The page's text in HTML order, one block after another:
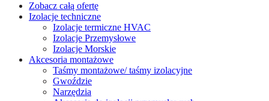
Zobacz całą ofertę
Izolacje techniczne
Izolacje termiczne HVAC
Izolacje Przemysłowe
Izolacje Morskie
Akcesoria montażowe
Taśmy montażowe/ taśmy izolacyjne
Gwoździe
Narzędzia